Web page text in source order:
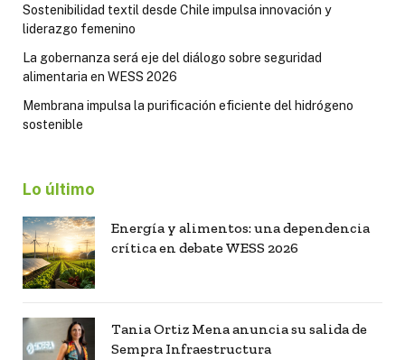
Sostenibilidad textil desde Chile impulsa innovación y
liderazgo femenino
La gobernanza será eje del diálogo sobre seguridad
alimentaria en WESS 2026
Membrana impulsa la purificación eficiente del hidrógeno
sostenible
Lo último
Energía y alimentos: una dependencia
crítica en debate WESS 2026
Tania Ortiz Mena anuncia su salida de
Sempra Infraestructura